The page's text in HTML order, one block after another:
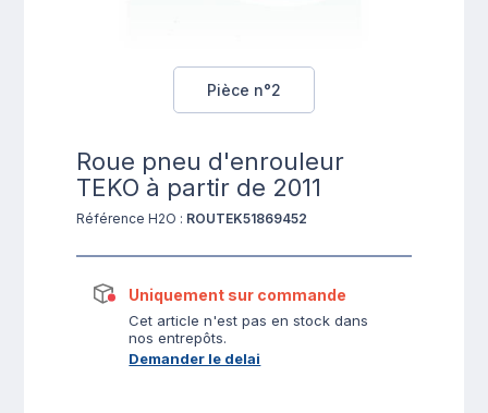
Pièce n°2
Roue pneu d'enrouleur
TEKO à partir de 2011
Référence H2O : ROUTEK51869452
Uniquement sur commande
Cet article n'est pas en stock dans
nos entrepôts.
Demander le delai